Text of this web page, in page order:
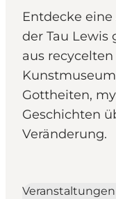
Entdecke
der Tau Lewis
aus
Gottheiten,
Geschichten
Veränderung.
Veranstaltungen